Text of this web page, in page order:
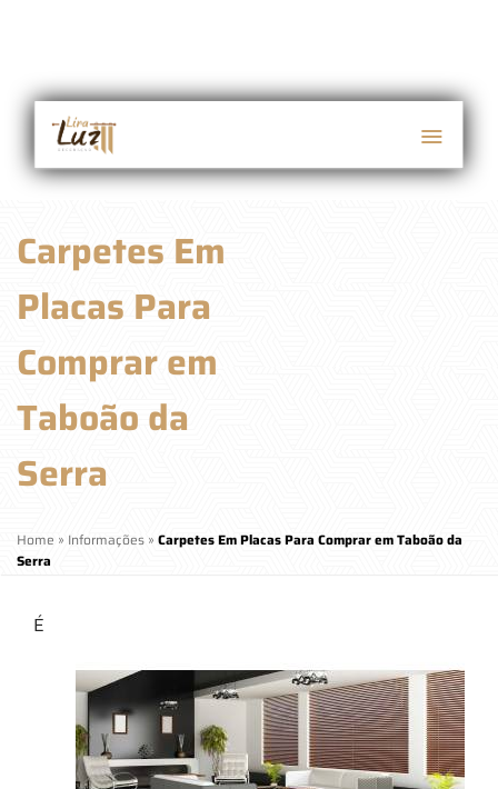
Carpetes Em
Placas Para
Comprar em
Taboão da
Serra
Home » Informações » Carpetes Em Placas Para Comprar em Taboão da
Serra
É